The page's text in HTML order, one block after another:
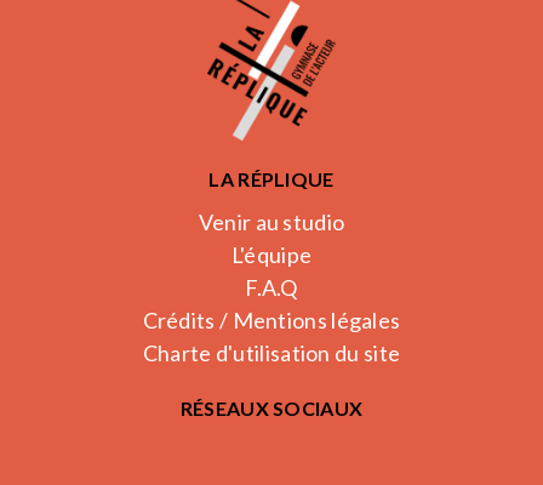
LA RÉPLIQUE
Venir au studio
L'équipe
F.A.Q
Crédits / Mentions légales
Charte d'utilisation du site
RÉSEAUX SOCIAUX